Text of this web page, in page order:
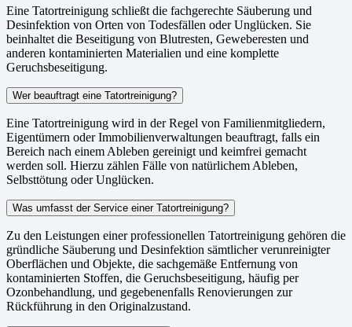
Eine Tatortreinigung schließt die fachgerechte Säuberung und
Desinfektion von Orten von Todesfällen oder Unglücken. Sie
beinhaltet die Beseitigung von Blutresten, Geweberesten und
anderen kontaminierten Materialien und eine komplette
Geruchsbeseitigung.
Wer beauftragt eine Tatortreinigung?
Eine Tatortreinigung wird in der Regel von Familienmitgliedern,
Eigentümern oder Immobilienverwaltungen beauftragt, falls ein
Bereich nach einem Ableben gereinigt und keimfrei gemacht
werden soll. Hierzu zählen Fälle von natürlichem Ableben,
Selbsttötung oder Unglücken.
Was umfasst der Service einer Tatortreinigung?
Zu den Leistungen einer professionellen Tatortreinigung gehören die
gründliche Säuberung und Desinfektion sämtlicher verunreinigter
Oberflächen und Objekte, die sachgemäße Entfernung von
kontaminierten Stoffen, die Geruchsbeseitigung, häufig per
Ozonbehandlung, und gegebenenfalls Renovierungen zur
Rückführung in den Originalzustand.